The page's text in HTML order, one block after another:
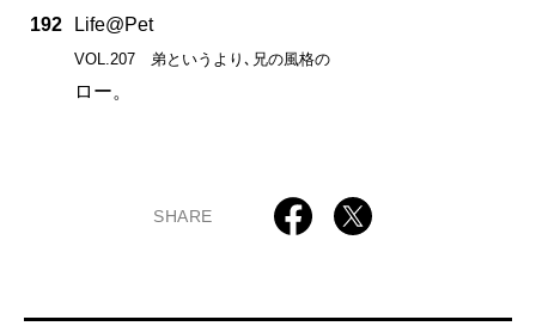
192 Life@Pet
VOL.207 弟というより､兄の風格の
ロー。
SHARE